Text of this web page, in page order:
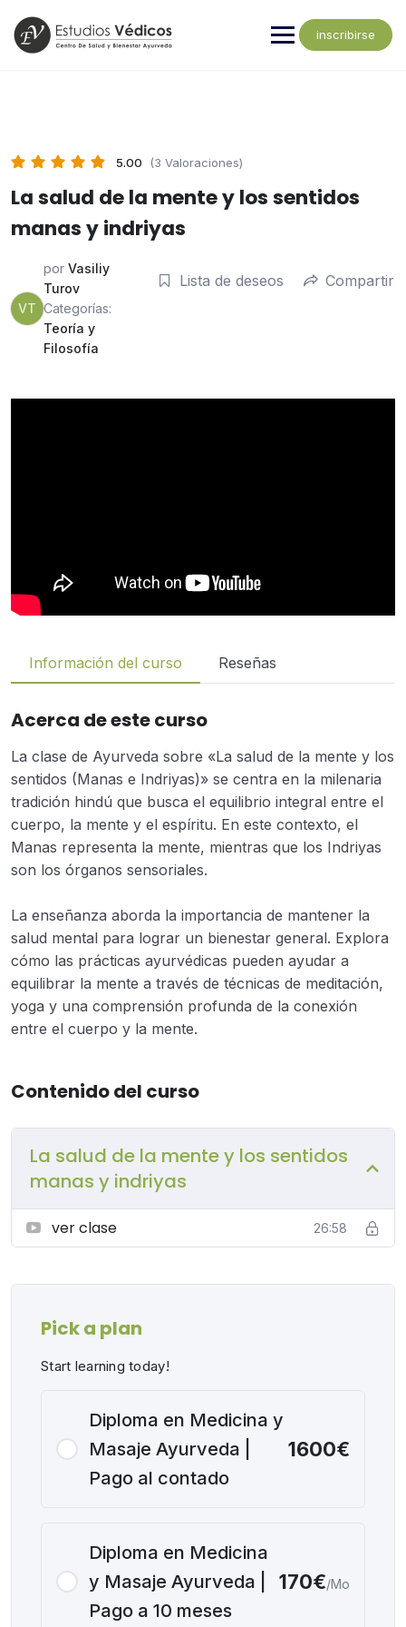
inscribirse
5.00 (3 Valoraciones)
La salud de la mente y los sentidos
manas y indriyas
VT
por Vasiliy
Turov
Categorías:
Teoría y
Filosofía
Lista de deseos Compartir
Información del curso Reseñas
Acerca de este curso
La clase de Ayurveda sobre «La salud de la mente y los
sentidos (Manas e Indriyas)» se centra en la milenaria
tradición hindú que busca el equilibrio integral entre el
cuerpo, la mente y el espíritu. En este contexto, el
Manas representa la mente, mientras que los Indriyas
son los órganos sensoriales.
La enseñanza aborda la importancia de mantener la
salud mental para lograr un bienestar general. Explora
cómo las prácticas ayurvédicas pueden ayudar a
equilibrar la mente a través de técnicas de meditación,
yoga y una comprensión profunda de la conexión
entre el cuerpo y la mente.
Contenido del curso
La salud de la mente y los sentidos
manas y indriyas
ver clase 26:58
Pick a plan
Start learning today!
Diploma en Medicina y
Masaje Ayurveda |
Pago al contado
1600€
Diploma en Medicina
y Masaje Ayurveda |
Pago a 10 meses
170€/Mo